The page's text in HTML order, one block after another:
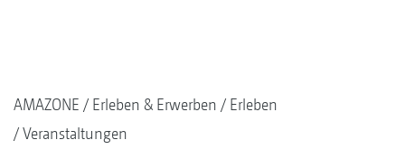
AMAZONE Erleben & Erwerben
Erleben
Veranstaltungen